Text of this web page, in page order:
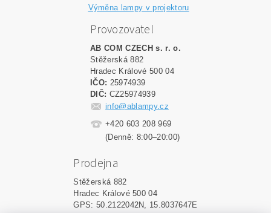
Výměna lampy v projektoru
Provozovatel
AB COM CZECH s. r. o.
Stěžerská 882
Hradec Králové 500 04
IČO: 25974939
DIČ: CZ25974939
info@ablampy.cz
+420 603 208 969
(Denně: 8:00–20:00)
Prodejna
Stěžerská 882
Hradec Králové 500 04
GPS: 50.2122042N, 15.8037647E